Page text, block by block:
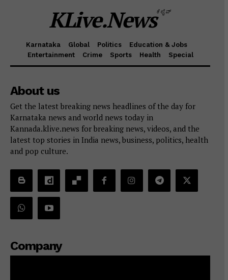
KLive.Newsಕೆಲೈವ್
Karnataka Global Politics
Education & Jobs
Entertainment
Crime Sports Health Special
About us
Get the latest breaking news headlines of the day for
Karnataka news and world news today in
Kannada.klive.news for breaking news, videos, and the
latest top stories in India news, business, politics, health
and pop culture.
Company